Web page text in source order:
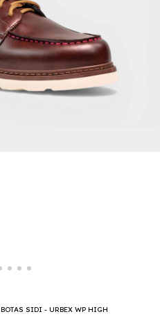
BOTAS SIDI - URBEX WP HIGH